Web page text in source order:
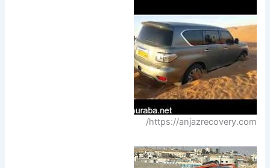
https://anjazrecovery.com/